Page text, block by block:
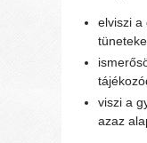
elviszi a
viszi a
azaz